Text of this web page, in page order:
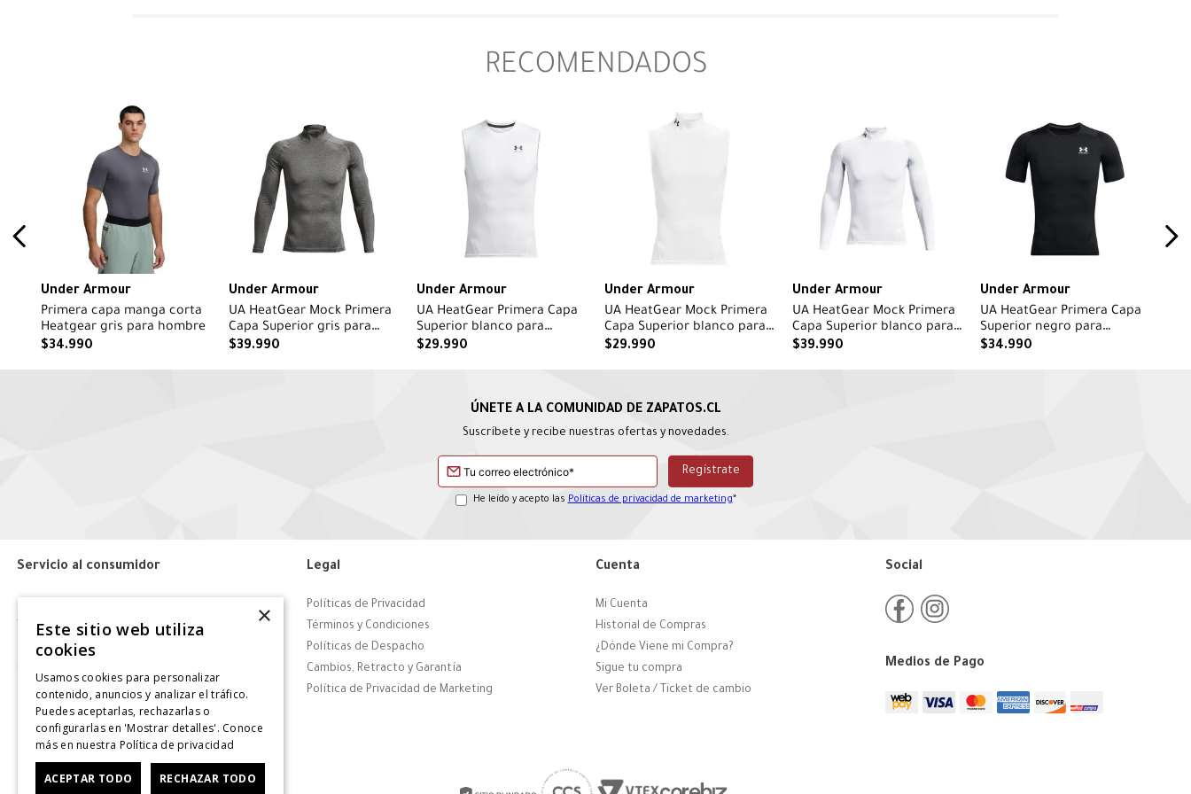
RECOMENDADOS
Under Armour
Primera capa manga corta
Heatgear gris para hombre
$34.990
Under Armour
UA HeatGear Mock Primera
Capa Superior gris para
hombre
$39.990
Under Armour
UA HeatGear Primera Capa
Superior blanco para
hombre
$29.990
Under Armour
UA HeatGear Mock Primera
Capa Superior blanco para
hombre
$29.990
Under Armour
UA HeatGear Mock Primera
Capa Superior blanco para
hombre
$39.990
Under Armour
UA HeatGear Primera Capa
Superior negro para
hombre
$34.990
Suscríbete y recibe nuestras ofertas y novedades.
He leído y acepto las Políticas de privacidad de marketing*
Servicio al consumidor
Tiendas
Contáctanos
Giftcard
Solicitar Factura
CyberDay
Legal
Políticas de Privacidad
Términos y Condiciones
Políticas de Despacho
Cambios, Retracto y Garantía
Política de Privacidad de Marketing
Cuenta
Mi Cuenta
Historial de Compras
¿Dónde Viene mi Compra?
Sigue tu compra
Ver Boleta / Ticket de cambio
Social
Medios de Pago
×
Este sitio web utiliza
cookies
Usamos cookies para personalizar
contenido, anuncios y analizar el tráfico.
Puedes aceptarlas, rechazarlas o
configurarlas en 'Mostrar detalles'. Conoce
más en nuestra Política de privacidad
ACEPTAR TODO RECHAZAR TODO